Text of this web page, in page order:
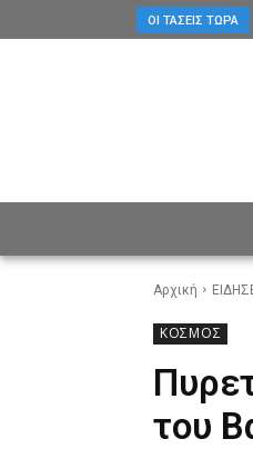
ΟΙ ΤΆΣΕΙΣ ΤΏΡΑ
Αρχική
ΚΟΣΜΟΣ
του